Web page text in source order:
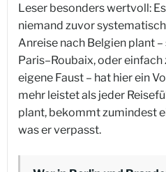
Leser besonders wertvoll:
niemand zuvor
Anreise nach Belgien plant –
Paris–Roubaix, oder
eigene Faust – hat hier ein
mehr leistet als jeder
plant, bekommt zumindest
was er verpasst.